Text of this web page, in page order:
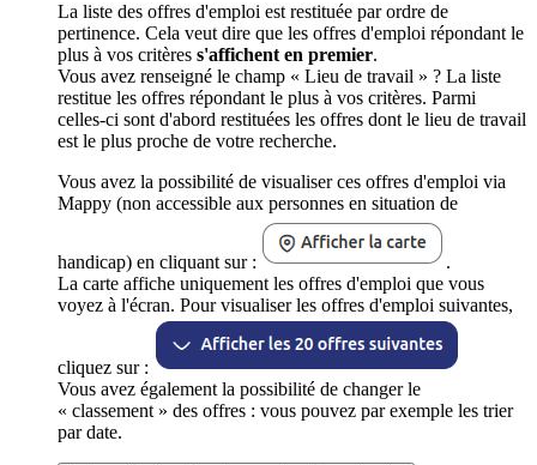
La liste des offres d'emploi est restituée par ordre de
pertinence. Cela veut dire que les offres d'emploi répondant le
plus à vos critères s'affichent en premier.
Vous avez renseigné le champ « Lieu de travail » ? La liste
restitue les offres répondant le plus à vos critères. Parmi
celles-ci sont d'abord restituées les offres dont le lieu de travail
est le plus proche de votre recherche.
Vous avez la possibilité de visualiser ces offres d'emploi via
Mappy (non accessible aux personnes en situation de
handicap) en cliquant sur :
.
La carte affiche uniquement les offres d'emploi que vous
voyez à l'écran. Pour visualiser les offres d'emploi suivantes,
cliquez sur :
Vous avez également la possibilité de changer le
« classement » des offres : vous pouvez par exemple les trier
par date.